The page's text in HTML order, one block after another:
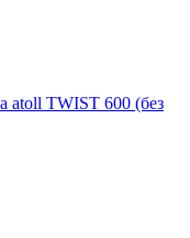
atoll TWIST 600 (без